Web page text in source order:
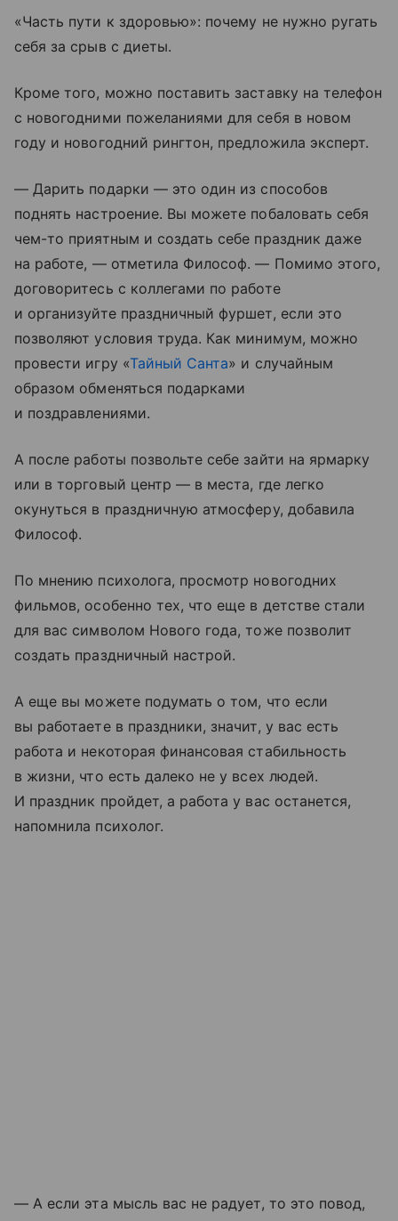
«Часть пути к здоровью»: почему не нужно ругать
себя за срыв с диеты.
Кроме того, можно поставить заставку на телефон
с новогодними пожеланиями для себя в новом
году и новогодний рингтон, предложила эксперт.
— Дарить подарки — это один из способов
поднять настроение. Вы можете побаловать себя
чем-то приятным и создать себе праздник даже
на работе, — отметила Философ. — Помимо этого,
договоритесь с коллегами по работе
и организуйте праздничный фуршет, если это
позволяют условия труда. Как минимум, можно
провести игру «Тайный Санта» и случайным
образом обменяться подарками
и поздравлениями.
А после работы позвольте себе зайти на ярмарку
или в торговый центр — в места, где легко
окунуться в праздничную атмосферу, добавила
Философ.
По мнению психолога, просмотр новогодних
фильмов, особенно тех, что еще в детстве стали
для вас символом Нового года, тоже позволит
создать праздничный настрой.
А еще вы можете подумать о том, что если
вы работаете в праздники, значит, у вас есть
работа и некоторая финансовая стабильность
в жизни, что есть далеко не у всех людей.
И праздник пройдет, а работа у вас останется,
напомнила психолог.
— А если эта мысль вас не радует, то это повод,